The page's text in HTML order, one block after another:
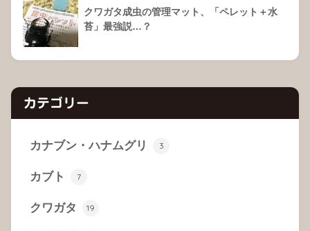
クワガタ成虫の管理マット、「ペレット＋水
苔」最強説…？
カテゴリー
カナブン・ハナムグリ 3
カブト 7
クワガタ 19